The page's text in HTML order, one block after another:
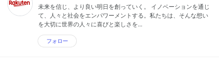
未来を信じ、より良い明日を創っていく。 イノベーションを通じ
て、人々と社会をエンパワーメントする。私たちは、そんな想い
を大切に世界の人々に喜びと楽しさを...
フォロー